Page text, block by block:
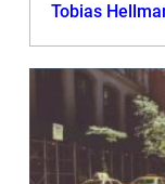
Tobias